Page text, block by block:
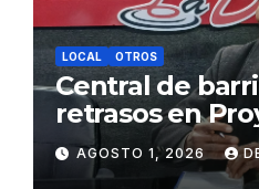
LOCAL OTROS
Central de
retrasos en
de Agua y
Juliaca
AGOSTO 1, 2026